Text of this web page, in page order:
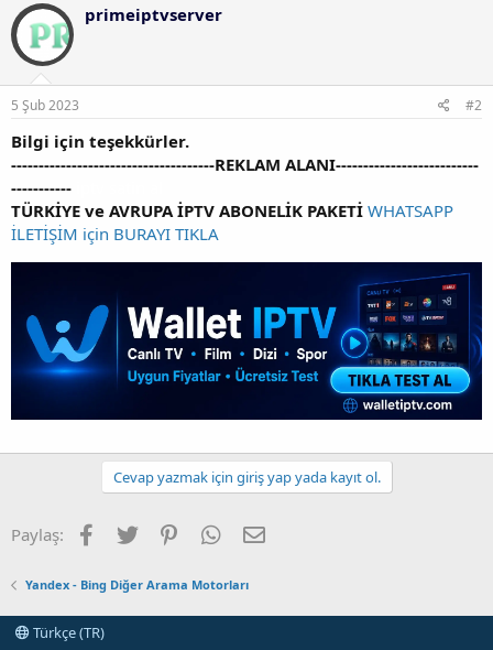
primeiptvserver
5 Şub 2023 #2
Bilgi için teşekkürler.
-------------------------------------REKLAM ALANI--------------------------
-----------
TÜRKİYE ve AVRUPA İPTV ABONELİK PAKETİ WHATSAPP
İLETİŞİM için BURAYI TIKLA
Cevap yazmak için giriş yap yada kayıt ol.
Paylaş: Facebook
Twitter PinterestWhatsAppE-posta
Yandex - Bing Diğer Arama Motorları
Türkçe (TR)